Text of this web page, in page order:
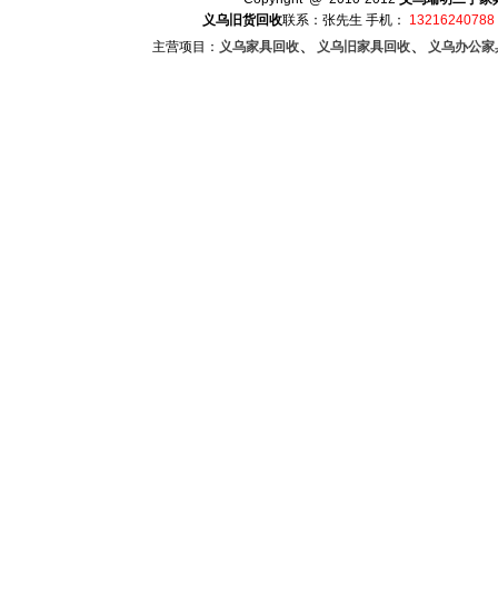
义乌旧货回收联系：张先生 手机： 13216240788
主营项目： 义乌家具回收、 义乌旧家具回收、 义乌办公